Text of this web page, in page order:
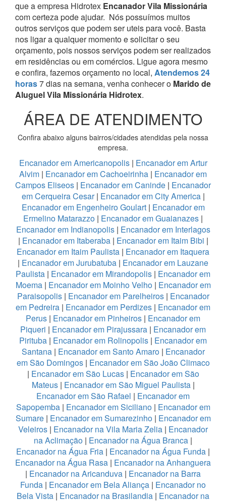
que a empresa Hidrotex Encanador Vila Missionária
com certeza pode ajudar. Nós possuímos muitos
outros serviços que podem ser uteis para você. Basta
nos ligar a qualquer momento e solicitar o seu
orçamento, pois nossos serviços podem ser realizados
em residências ou em comércios. Ligue agora mesmo
e confira, fazemos orçamento no local, Atendemos 24
horas7 dias na semana, venha conhecer o Marido de
Aluguel Vila Missionária Hidrotex.
ÁREA DE ATENDIMENTO
Confira abaixo alguns bairros/cidades atendidas pela nossa
empresa.
Encanador em Americanopolis | Encanador em Artur
Alvim | Encanador em Cachoeirinha | Encanador em
Campos Eliseos | Encanador em Caninde | Encanador
em Cerqueira Cesar| Encanador em City America |
Encanador em Engenheiro Goulart | Encanador em
Ermelino Matarazzo | Encanador em Guaianazes |
Encanador em Indianopolis| Encanador em Interlagos
| Encanador em Itaberaba| Encanador em Itaim Bibi |
Encanador em Itaim Paulista | Encanador em Itaquera
| Encanador em Jurubatuba | Encanador em Lauzane
Paulista | Encanador em Mirandopolis | Encanador em
Moema| Encanador em Moinho Velho | Encanador em
Paraisopolis| Encanador em Parelheiros| Encanador
em Pedreira | Encanador em Perdizes | Encanador em
Perus | Encanador em Pinheiros | Encanador em
Piqueri | Encanador em Pirajussara | Encanador em
Pirituba | Encanador em Rolinopolis | Encanador em
Santana| Encanador em Santo Amaro| Encanador
em São Domingos| Encanador em São João Climaco
| Encanador em São Lucas| Encanador em São
Mateus | Encanador em São Miguel Paulista|
Encanador em São Rafael | Encanador em
Sapopemba | Encanador em Siciliano| Encanador em
Sumare| Encanador em Sumarezinho| Encanador em
Veleiros | Encanador na Vila Maria Zelia | Encanador
na Aclimação | Encanador na Água Branca |
Encanador na Água Fria | Encanador na Água Funda |
Encanador na Água Rasa | Encanador na Anhanguera
| Encanador na Aricanduva | Encanador na Barra
Funda | Encanador em Bela Aliança | Encanador no
Bela Vista | Encanador na Brasilandia | Encanador na